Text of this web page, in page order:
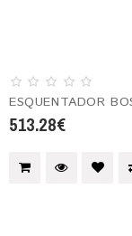
ESQUENTADOR
513.28€